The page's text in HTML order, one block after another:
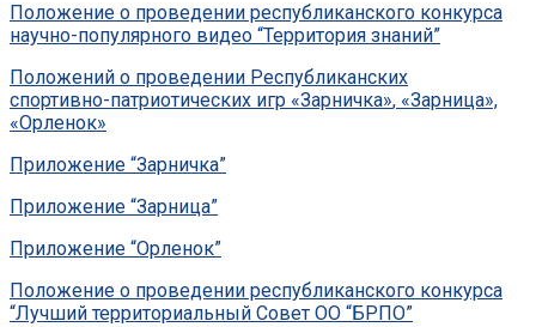
Положение о проведении республиканского конкурса
научно-популярного видео “Территория знаний”
Положений о проведении Республиканских
спортивно-патриотических игр «Зарничка», «Зарница»,
«Орленок»
Приложение “Зарничка”
Приложение “Зарница”
Приложение “Орленок”
Положение о проведении республиканского конкурса
“Лучший территориальный Совет ОО “БРПО”